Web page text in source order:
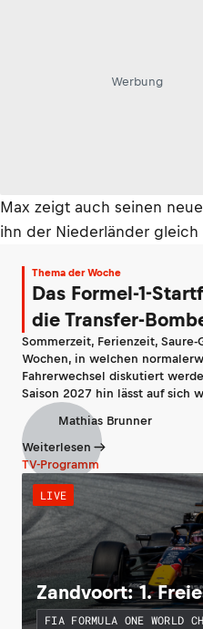
Werbung
Max zeigt auch seinen
ihn der Niederländer gleich
Thema der Woche
Das Formel-1-
die Transfer-
Sommerzeit, Ferienzeit,
Wochen, in welchen
Fahrerwechsel diskutiert
Saison 2027 hin lässt auf sich
Mathias Brunner
Weiterlesen
TV-Programm
LIVE
Zandvoort: 1.
FIA FORMULA ONE WORLD